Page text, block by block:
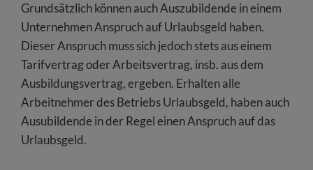
Grundsätzlich können auch Auszubildende in einem
Unternehmen Anspruch auf Urlaubsgeld haben.
Dieser Anspruch muss sich jedoch stets aus einem
Tarifvertrag oder Arbeitsvertrag, insb. aus dem
Ausbildungsvertrag, ergeben. Erhalten alle
Arbeitnehmer des Betriebs Urlaubsgeld, haben auch
Ausubildende in der Regel einen Anspruch auf das
Urlaubsgeld.